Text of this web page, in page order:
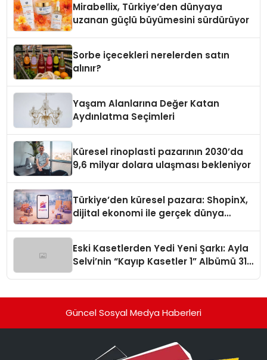
Mirabellix, Türkiye’den dünyaya
uzanan güçlü büyümesini sürdürüyor
Sorbe içecekleri nerelerden satın
alınır?
Yaşam Alanlarına Değer Katan
Aydınlatma Seçimleri
Küresel rinoplasti pazarının 2030’da
9,6 milyar dolara ulaşması bekleniyor
Türkiye’den küresel pazara: ShopinX,
dijital ekonomi ile gerçek dünya
Eski Kasetlerden Yedi Yeni Şarkı: Ayla
Selvi’nin “Kayıp Kasetler 1” Albümü 31
Güncel Sosyal Medya Haberleri